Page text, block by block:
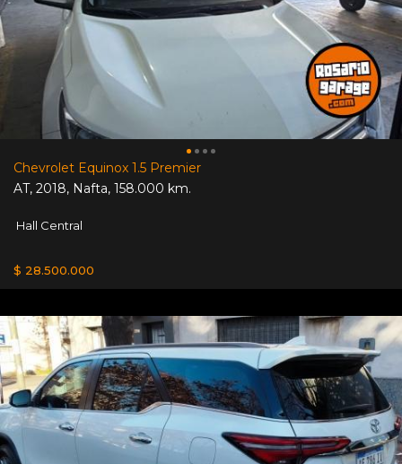
Chevrolet Equinox 1.5 Premier
AT, 2018, Nafta, 158.000 km.
Hall Central
$ 28.500.000